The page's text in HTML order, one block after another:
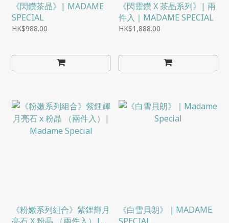
《閃鑽茶晶》| MADAME
SPECIAL
HK$988.00
《閃靈鑽 X 茶晶系列》| 兩
件入｜MADAME SPECIAL
HK$1,888.00
《粉嫩系列組合》紫鋰輝月
《白雪貝朗》｜MADAME